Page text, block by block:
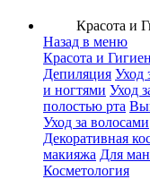
Красота и
Назад в меню
Красота и
Депиляция Уход
и ногтями Уход
полостью рта
Уход за волосами
Декоративная
макияжа Для
Косметология